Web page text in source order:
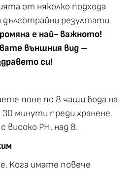
от няколко подхода
дълготрайни резултати.
е най- важното!
външния вид –
си!
поне по 8 чаши вода на
минути преди хранене.
високо PH, над 8.
Кога имате повече